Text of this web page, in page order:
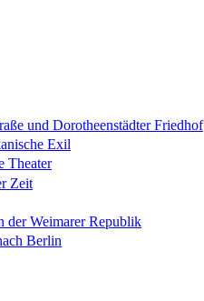
und Dorotheenstädter Friedhof
Exil
Theater
Zeit
der Weimarer Republik
Berlin